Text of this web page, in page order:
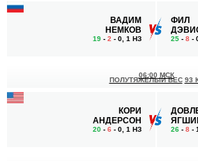
ВАДИМ
НЕМКОВ
19 - 2 - 0, 1 НЗ
ФИЛ
25 - 8 -
КОРИ
АНДЕРСОН
20 - 6 - 0, 1 НЗ
06:00 МСК
ПОЛУТЯЖЕЛЫЙ ВЕС 93
26 - 8 -